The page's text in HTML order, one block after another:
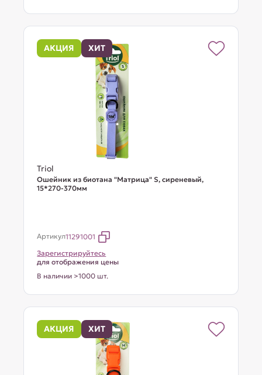
АКЦИЯ ХИТ
Triol
Ошейник из биотана "Матрица" S, сиреневый,
15*270-370мм
Артикул11291001
Зарегистрируйтесь
для отображения цены
В наличии >1000 шт.
АКЦИЯ ХИТ